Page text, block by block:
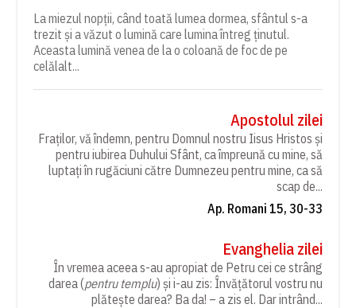
La miezul nopții, când toată lumea dormea, sfântul s-a
trezit și a văzut o lumină care lumina întreg ținutul.
Aceasta lumină venea de la o coloană de foc de pe
celălalt...
Apostolul zilei
Fraților, vă îndemn, pentru Domnul nostru Iisus Hristos și
pentru iubirea Duhului Sfânt, ca împreună cu mine, să
luptați în rugăciuni către Dumnezeu pentru mine, ca să
scap de...
Ap. Romani 15, 30-33
Evanghelia zilei
În vremea aceea s-au apropiat de Petru cei ce strâng
darea (pentru templu) și i-au zis: Învățătorul vostru nu
plătește darea? Ba da! – a zis el. Dar intrând...